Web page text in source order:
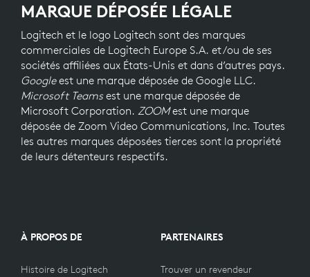
MARQUE DÉPOSÉE LÉGALE
Logitech et le logo Logitech sont des marques
commerciales de Logitech Europe S.A. et/ou de ses
sociétés affiliées aux États-Unis et dans d’autres pays.
Googleest une marque déposée de Google LLC.
Microsoft Teamsest une marque déposée de
Microsoft Corporation. ZOOMest une marque
déposée de Zoom Video Communications, Inc. Toutes
les autres marques déposées tierces sont la propriété
de leurs détenteurs respectifs.
À PROPOS DE
Histoire de Logitech
PARTENAIRES
Trouver un revendeur